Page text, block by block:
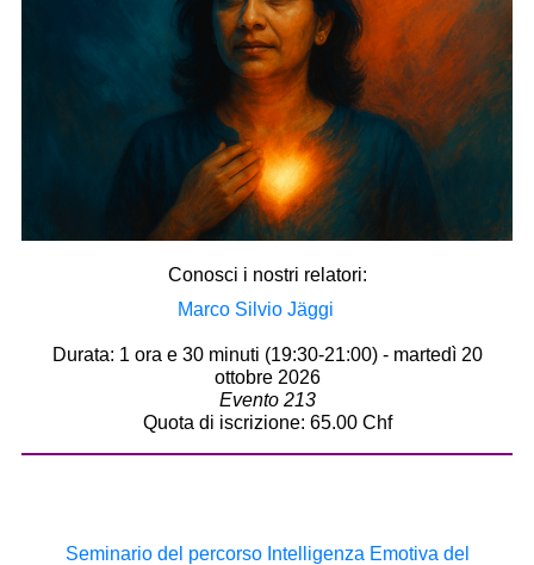
Conosci i nostri relatori:
Marco Silvio Jäggi
Durata: 1 ora e 30 minuti (19:30-21:00) - martedì 20
ottobre 2026
Evento 213
Quota di iscrizione: 65.00 Chf
Seminario del percorso Intelligenza Emotiva del